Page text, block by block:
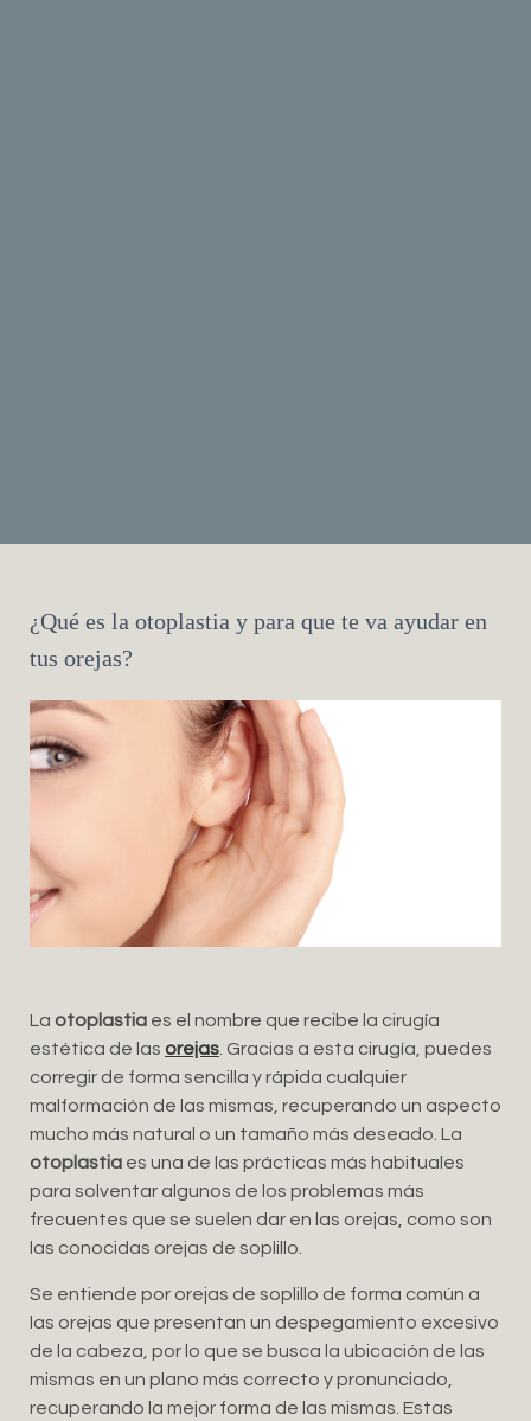
¿Qué es la otoplastia y para que te va ayudar en
tus orejas?
La otoplastia es el nombre que recibe la cirugía
estética de las orejas. Gracias a esta cirugía, puedes
corregir de forma sencilla y rápida cualquier
malformación de las mismas, recuperando un aspecto
mucho más natural o un tamaño más deseado. La
otoplastia es una de las prácticas más habituales
para solventar algunos de los problemas más
frecuentes que se suelen dar en las orejas, como son
las conocidas orejas de soplillo.
Se entiende por orejas de soplillo de forma común a
las orejas que presentan un despegamiento excesivo
de la cabeza, por lo que se busca la ubicación de las
mismas en un plano más correcto y pronunciado,
recuperando la mejor forma de las mismas. Estas